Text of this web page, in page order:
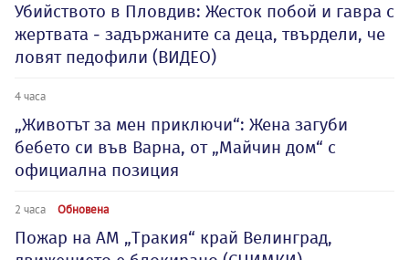
Убийството в Пловдив: Жесток побой и гавра с
жертвата - задържаните са деца, твърдели, че
ловят педофили (ВИДЕО)
4 часа
„Животът за мен приключи“: Жена загуби
бебето си във Варна, от „Майчин дом“ с
официална позиция
2 часа Обновена
Пожар на АМ „Тракия“ край Велинград,